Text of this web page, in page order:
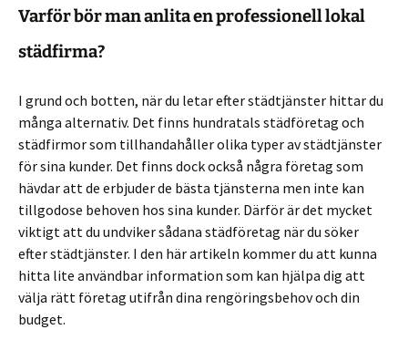
Varför bör man anlita en professionell lokal
städfirma?
I grund och botten, när du letar efter städtjänster hittar du
många alternativ. Det finns hundratals städföretag och
städfirmor som tillhandahåller olika typer av städtjänster
för sina kunder. Det finns dock också några företag som
hävdar att de erbjuder de bästa tjänsterna men inte kan
tillgodose behoven hos sina kunder. Därför är det mycket
viktigt att du undviker sådana städföretag när du söker
efter städtjänster. I den här artikeln kommer du att kunna
hitta lite användbar information som kan hjälpa dig att
välja rätt företag utifrån dina rengöringsbehov och din
budget.